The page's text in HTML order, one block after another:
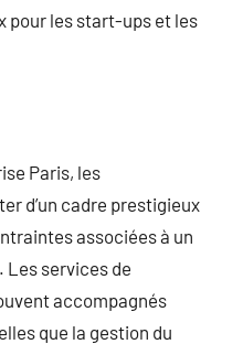
pour les start-ups et les
Paris, les
d’un cadre prestigieux
associées à un
services de
accompagnés
que la gestion du